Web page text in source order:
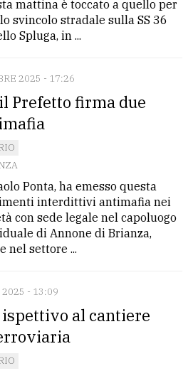
mattina è toccato a quello per
svincolo stradale sulla SS 36
Spluga, in ...
2025 - 17:26
Prefetto firma due
Ponta, ha emesso questa
interdittivi antimafia nei
con sede legale nel capoluogo
di Annone di Brianza,
nel settore ...
2025 - 13:09
ispettivo al cantiere